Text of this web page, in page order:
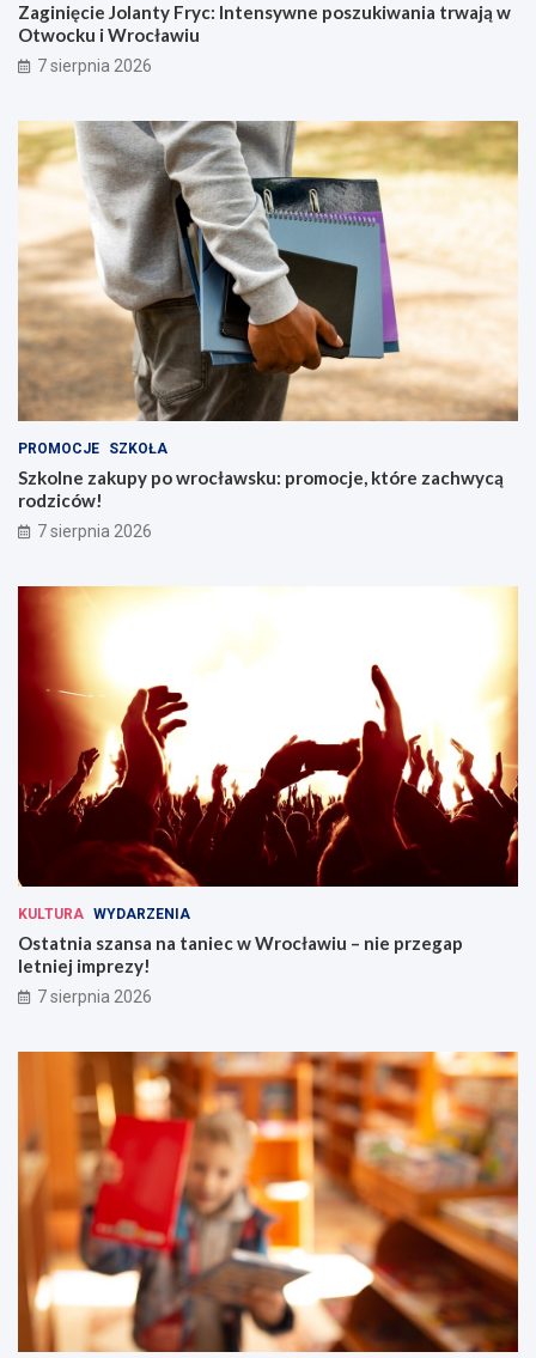
Zaginięcie Jolanty Fryc: Intensywne poszukiwania trwają w
Otwocku i Wrocławiu
7 sierpnia 2026
PROMOCJE SZKOŁA
Szkolne zakupy po wrocławsku: promocje, które zachwycą
rodziców!
7 sierpnia 2026
KULTURA WYDARZENIA
Ostatnia szansa na taniec w Wrocławiu – nie przegap
letniej imprezy!
7 sierpnia 2026